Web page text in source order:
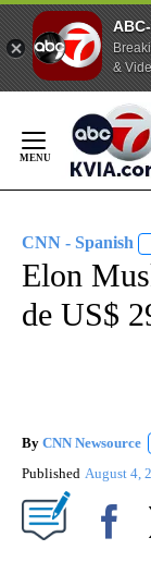
&
Content
CNN - Spanish
Elon
de US$
By CNN Newsource
Published August 4,